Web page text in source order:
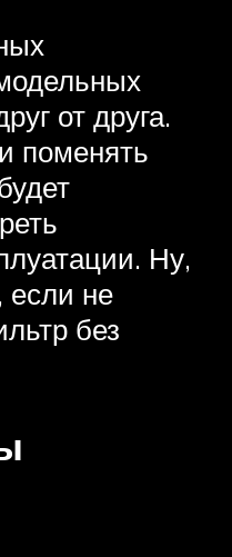
от друга.
поменять
Ну,
если не
без